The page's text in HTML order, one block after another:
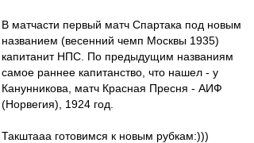
В матчасти первый матч Спартака под новым
названием (весенний чемп Москвы 1935)
капитанит НПС. По предыдущим названиям
самое раннее капитанство, что нашел - у
Канунникова, матч Красная Пресня - АИФ
(Норвегия), 1924 год.
Такштааа готовимся к новым рубкам:)))